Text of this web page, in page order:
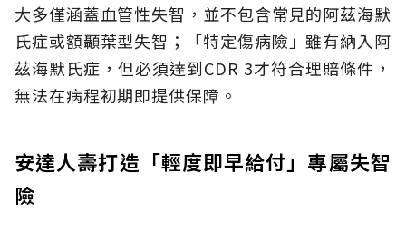
大多僅涵蓋血管性失智，並不包含常見的阿茲海默
氏症或額顳葉型失智；「特定傷病險」雖有納入阿
茲海默氏症，但必須達到CDR 3才符合理賠條件，
無法在病程初期即提供保障。
安達人壽打造「輕度即早給付」專屬失智
險